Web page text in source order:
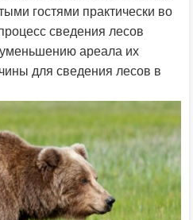
гостями практически во
сведения лесов
ареала их
для сведения лесов в